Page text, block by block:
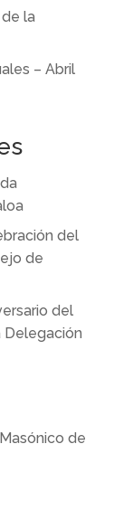
de la
– Abril
del
de
del
Delegación
de